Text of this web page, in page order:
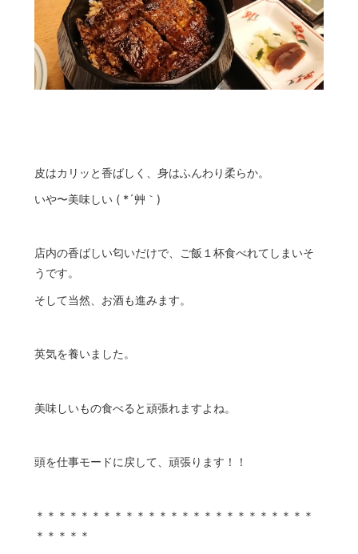
皮はカリッと香ばしく、身はふんわり柔らか。
いや〜美味しい ( *´艸｀)
店内の香ばしい匂いだけで、ご飯１杯食べれてしまいそ
うです。
そして当然、お酒も進みます。
英気を養いました。
美味しいもの食べると頑張れますよね。
頭を仕事モードに戻して、頑張ります！！
＊＊＊＊＊＊＊＊＊＊＊＊＊＊＊＊＊＊＊＊＊＊＊＊＊
＊＊＊＊＊